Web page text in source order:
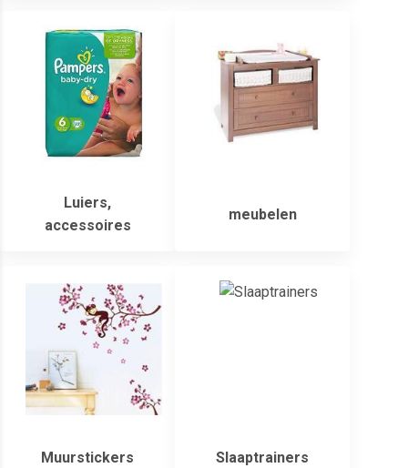
Luiers,
accessoires
meubelen
Muurstickers Slaaptrainers